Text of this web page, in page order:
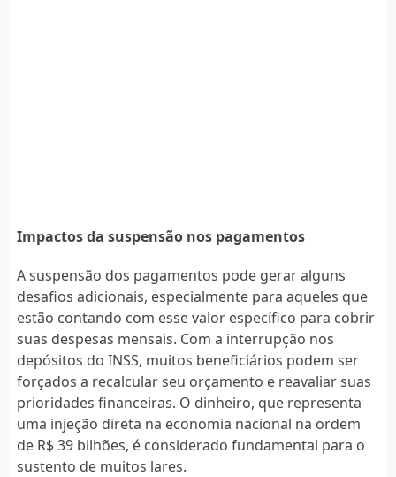
Impactos da suspensão nos pagamentos
A suspensão dos pagamentos pode gerar alguns
desafios adicionais, especialmente para aqueles que
estão contando com esse valor específico para cobrir
suas despesas mensais. Com a interrupção nos
depósitos do INSS, muitos beneficiários podem ser
forçados a recalcular seu orçamento e reavaliar suas
prioridades financeiras. O dinheiro, que representa
uma injeção direta na economia nacional na ordem
de R$ 39 bilhões, é considerado fundamental para o
sustento de muitos lares.